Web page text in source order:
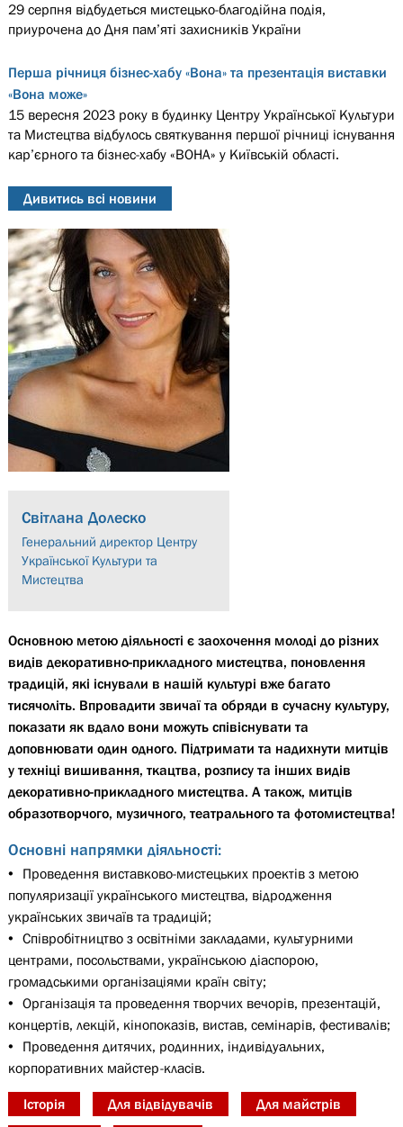
29 серпня відбудеться мистецько-благодійна подія,
приурочена до Дня пам’яті захисників України
Перша річниця бізнес-хабу «Вона» та презентація виставки
«Вона може»
15 вересня 2023 року в будинку Центру Української Культури
та Мистецтва відбулось святкування першої річниці існування
кар’єрного та бізнес-хабу «ВОНА» у Київській області.
Дивитись всі новини
Світлана Долеско
Генеральний директор Центру
Української Культури та
Мистецтва
Основною метою діяльності є заохочення молоді до різних
видів декоративно-прикладного мистецтва, поновлення
традицій, які існували в нашій культурі вже багато
тисячоліть. Впровадити звичаї та обряди в сучасну культуру,
показати як вдало вони можуть співіснувати та
доповнювати один одного. Підтримати та надихнути митців
у техніці вишивання, ткацтва, розпису та інших видів
декоративно-прикладного мистецтва. А також, митців
образотворчого, музичного, театрального та фотомистецтва!
Основні напрямки діяльності:
Проведення виставково-мистецьких проектів з метою
популяризації українського мистецтва, відродження
українських звичаїв та традицій;
Співробітництво з освітніми закладами, культурними
центрами, посольствами, українською діаспорою,
громадськими організаціями країн світу;
Організація та проведення творчих вечорів, презентацій,
концертів, лекцій, кінопоказів, вистав, семінарів, фестивалів;
Проведення дитячих, родинних, індивідуальних,
корпоративних майстер-класів.
Історія Для відвідувачів Для майстрів